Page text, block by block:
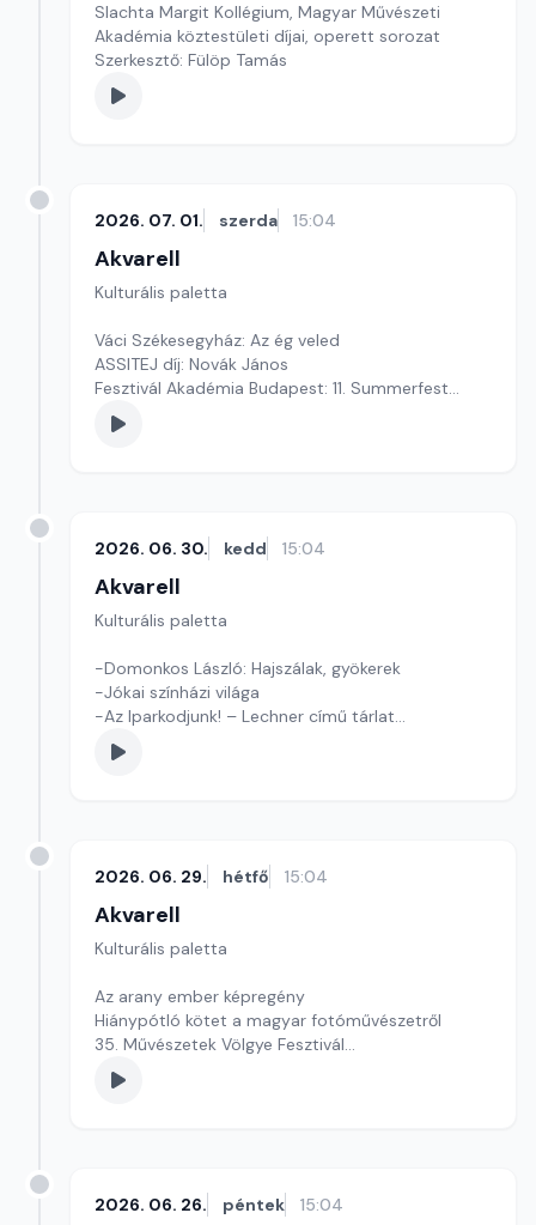
Slachta Margit Kollégium, Magyar Művészeti
Akadémia köztestületi díjai, operett sorozat
Szerkesztő: Fülöp Tamás
2026. 07. 01. szerda 15:04
Akvarell
Kulturális paletta
Váci Székesegyház: Az ég veled
ASSITEJ díj: Novák János
Fesztivál Akadémia Budapest: 11. Summerfest
Szerkesztő: Fazekas Gyöngyvér
2026. 06. 30. kedd 15:04
Akvarell
Kulturális paletta
-Domonkos László: Hajszálak, gyökerek
-Jókai színházi világa
-Az Iparkodjunk! – Lechner című tárlat
Szerkesztő: Tóth J. András
2026. 06. 29. hétfő 15:04
Akvarell
Kulturális paletta
Az arany ember képregény
Hiánypótló kötet a magyar fotóművészetről
35. Művészetek Völgye Fesztivál
szerkesztő: Szentimrei Kristóf
2026. 06. 26. péntek 15:04